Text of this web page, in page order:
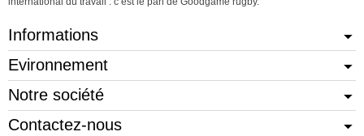
Informations
Evironnement
Notre société
Contactez-nous